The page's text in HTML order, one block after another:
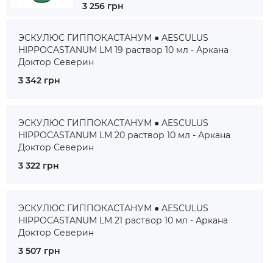
3 256 грн
ЭСКУЛЮС ГИППОКАСТАНУМ ● AESCULUS
HIPPOCASTANUM LM 19 раствор 10 мл - Аркана
Доктор Северин
3 342 грн
ЭСКУЛЮС ГИППОКАСТАНУМ ● AESCULUS
HIPPOCASTANUM LM 20 раствор 10 мл - Аркана
Доктор Северин
3 322 грн
ЭСКУЛЮС ГИППОКАСТАНУМ ● AESCULUS
HIPPOCASTANUM LM 21 раствор 10 мл - Аркана
Доктор Северин
3 507 грн